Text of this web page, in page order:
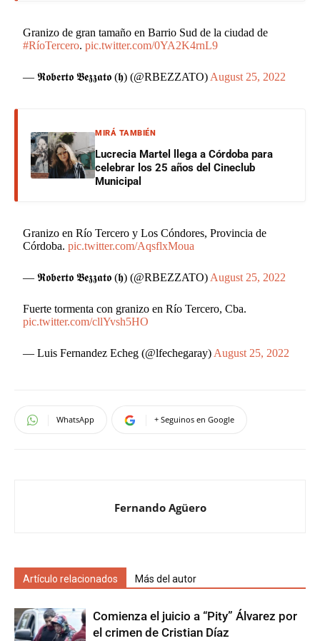
Granizo de gran tamaño en Barrio Sud de la ciudad de
#RíoTercero.pic.twitter.com/0YA2K4rnL9
— 𝕽𝖔𝖇𝖊𝖗𝖙𝖔 𝕭𝖊𝖟𝖟𝖆𝖙𝖔 (𝖍) (@RBEZZATO) August 25, 2022
MIRÁ TAMBIÉN
Lucrecia Martel llega a Córdoba para
celebrar los 25 años del Cineclub
Municipal
Granizo en Río Tercero y Los Cóndores, Provincia de
Córdoba.pic.twitter.com/AqsflxMoua
— 𝕽𝖔𝖇𝖊𝖗𝖙𝖔 𝕭𝖊𝖟𝖟𝖆𝖙𝖔 (𝖍) (@RBEZZATO) August 25, 2022
Fuerte tormenta con granizo en Río Tercero, Cba.
pic.twitter.com/cllYvsh5HO
— Luis Fernandez Echeg (@lfechegaray) August 25, 2022
WhatsApp + Seguinos en Google
Fernando Agüero
Artículo relacionados Más del autor
Comienza el juicio a “Pity” Álvarez por
el crimen de Cristian Díaz